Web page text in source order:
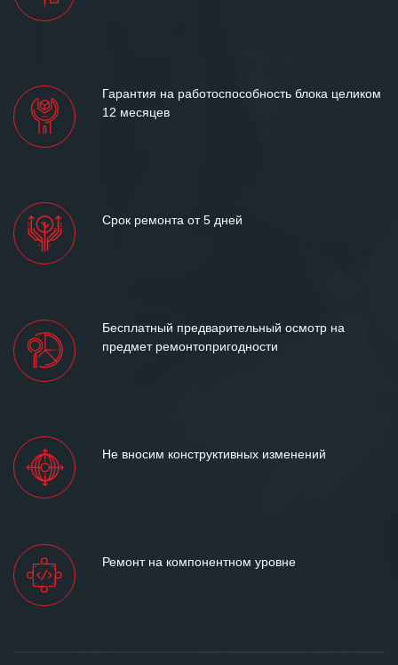
Гарантия на работоспособность блока целиком
12 месяцев
Срок ремонта от 5 дней
Бесплатный предварительный осмотр на
предмет ремонтопригодности
Не вносим конструктивных изменений
Ремонт на компонентном уровне